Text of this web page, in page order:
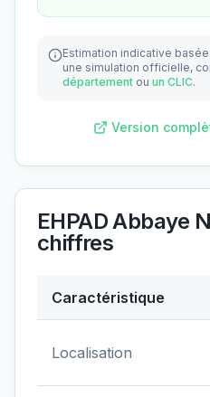
Estimation indicative
une simulation officielle,
département ou un CLIC.
Version
EHPAD Abbaye
chiffres
Caractéristique
Localisation